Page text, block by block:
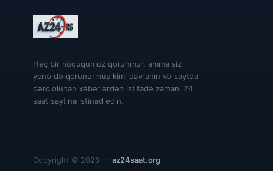
Heç bir hüququmuz qorunmur, amma siz
yenə də qorunurmuş kimi davranın və saytda
dərc olunan xəbərlərdən istifadə zamanı 24
saat saytına istinad edin.
Copyright © 2026 — az24saat.org